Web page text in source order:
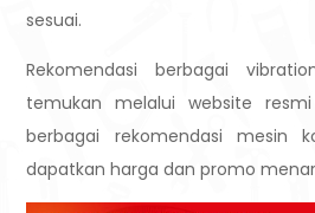
sesuai.
Rekomendasi berbagai
temukan melalui website resmi
berbagai rekomendasi mesin
dapatkan harga dan promo